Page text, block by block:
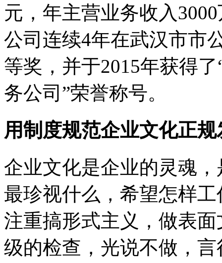
元，年主营业务收入
公司连续4年在武汉市市
等奖，并于2015年获得
务公司”荣誉称号。
用制度规范企业文化正规
企业文化是企业的灵魂
最珍视什么，希望怎样
注重搞形式主义，做表
级的检查，光说不做，